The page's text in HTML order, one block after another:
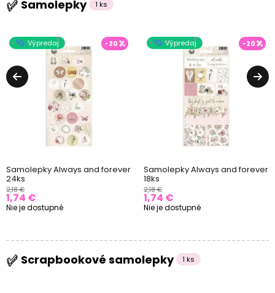
Samolepky 1 ks
Výpredaj -20
Samolepky Always and forever
24ks
2,18 €
1,74 €
Nie je dostupné
Výpredaj -20
Samolepky Always and forever
18ks
2,18 €
1,74 €
Nie je dostupné
Scrapbookové samolepky 1 ks